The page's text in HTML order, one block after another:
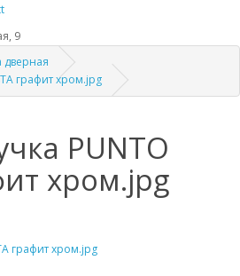
9
дверная
графит хром.jpg
PUNTO
хром.jpg